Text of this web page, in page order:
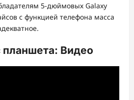
5-дюймовых Galaxy
с функцией телефона масса
планшета: Видео